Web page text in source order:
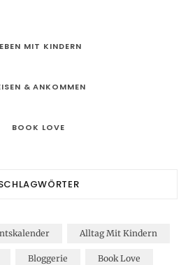
MIT KINDERN
& ANKOMMEN
BOOK LOVE
Alltag Mit Kindern
Bloggerie Book Love